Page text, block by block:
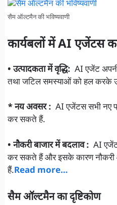
सैम ऑल्टमैन की भविष्यवाणी
कार्यबलों में AI एजेंटस
• उत्पादकता में वृद्धि: AI एजेंट
तथा जटिल समस्याओं को हल करके
* नय अवसर : AI एजेंटस सभी नए
कर सकते हैं.
• नौकरी बाजार में बदलाव : AI
कर सकते हैं और इसके कारण नौकरी
हैं.Read more…
सैम ऑल्टमैन का दृष्टिकोण